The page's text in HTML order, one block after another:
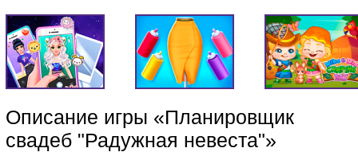
Описание игры «Планировщик
свадеб "Радужная невеста"»